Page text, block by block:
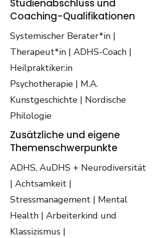
Studienabschluss und
Coaching-Qualifikationen
Systemischer Berater*in |
Therapeut*in | ADHS-Coach |
Heilpraktiker:in
Psychotherapie | M.A.
Kunstgeschichte | Nordische
Philologie
Zusätzliche und eigene
Themenschwerpunkte
ADHS, AuDHS + Neurodiversität
| Achtsamkeit |
Stressmanagement | Mental
Health | Arbeiterkind und
Klassizismus |